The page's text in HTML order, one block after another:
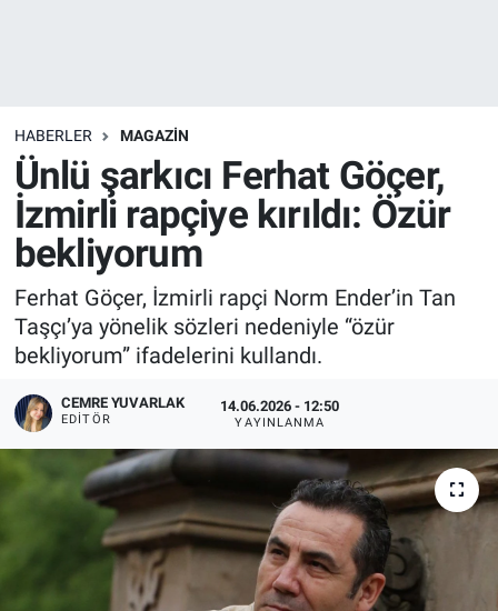
HABERLER MAGAZİN
Ünlü şarkıcı Ferhat Göçer,
İzmirli rapçiye kırıldı: Özür
bekliyorum
Ferhat Göçer, İzmirli rapçi Norm Ender’in Tan
Taşçı’ya yönelik sözleri nedeniyle “özür
bekliyorum” ifadelerini kullandı.
CEMRE YUVARLAK
EDITÖR
14.06.2026 - 12:50
YAYINLANMA